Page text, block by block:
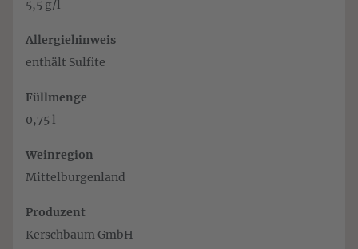
5,5 g/l
Allergiehinweis
enthält Sulfite
Füllmenge
0,75 l
Weinregion
Mittelburgenland
Produzent
Kerschbaum GmbH